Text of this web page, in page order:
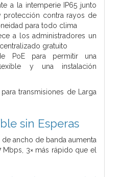
a la intemperie IP65 junto
protección contra rayos de
para todo clima
a los administradores un
gratuito
PoE para permitir una
y una instalación
transmisiones de Larga
sin Esperas
ancho de banda aumenta
Mbps, 3× más rápido que el